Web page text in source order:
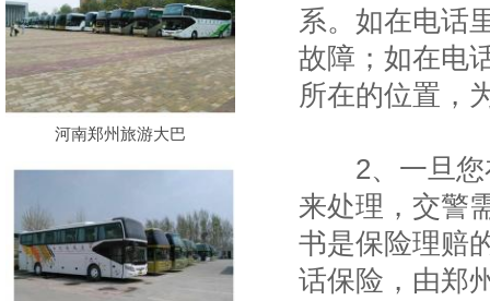
河南郑州旅游大巴
系。如在电话
故障；如在电
所在的位置，
2、一旦您在
来处理，交警
书是保险理赔
话保险，由郑